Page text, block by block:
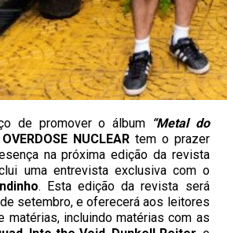
de promover o álbum “Metal do
OVERDOSE NUCLEARtem o prazer
na próxima edição da revista
uma entrevista exclusiva com o
. Esta edição da revista será
setembro, e oferecerá aos leitores
matérias, incluindo matérias com as